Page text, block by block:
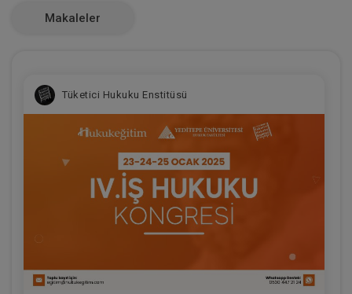
Makaleler
Tüketici Hukuku Enstitüsü